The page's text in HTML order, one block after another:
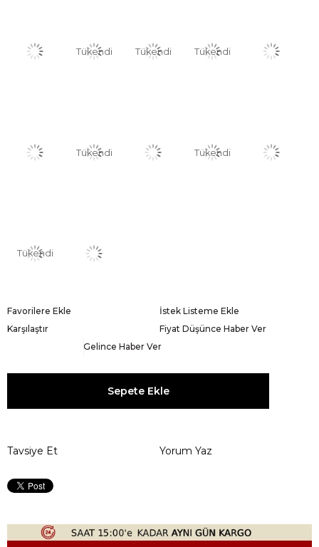
Tükendi Tükendi Tükendi
Tükendi Tükendi
Tükendi
Favorilere Ekle
İstek Listeme Ekle
Karşılaştır
Fiyat Düşünce Haber Ver
Gelince Haber Ver
Tavsiye Et Yorum Yaz